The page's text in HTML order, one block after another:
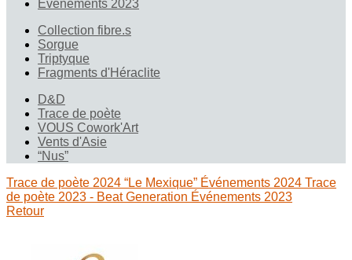
Événements 2023
Collection fibre.s
Sorgue
Triptyque
Fragments d'Héraclite
D&D
Trace de poète
VOUS Cowork'Art
Vents d'Asie
“Nus”
Trace de poète 2024 “Le Mexique” Événements 2024 Trace
de poète 2023 - Beat Generation Événements 2023
Retour